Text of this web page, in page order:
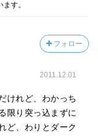
す。
フォロー
2011.12.01
けれど、わかっち
限り突っ込まずに
ど、わりとダーク